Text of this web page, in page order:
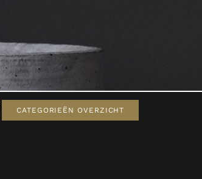
CATEGORIEËN OVERZICHT